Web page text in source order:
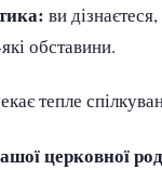
ви
обставини.
тепле
церковної